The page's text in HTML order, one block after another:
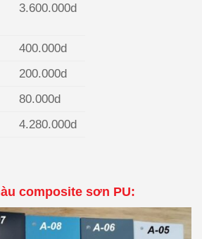
3.600.000d
400.000d
200.000d
80.000d
4.280.000d
composite sơn PU: